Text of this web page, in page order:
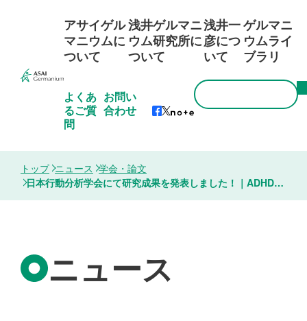
アサイゲル
マニウムに
ついて
浅井ゲルマニ
ウム研究所に
ついて
浅井一
彦につ
いて
ゲルマニ
ウムライ
ブラリ
よくあ
るご質
問
お問い
合わせ
トップ ニュース 学会・論文
日本行動分析学会にて研究成果を発表しました！｜ADHDモデル動物SHRの行動と腸の炎症に対するアサイゲルマニウム摂取の効果
ニュース